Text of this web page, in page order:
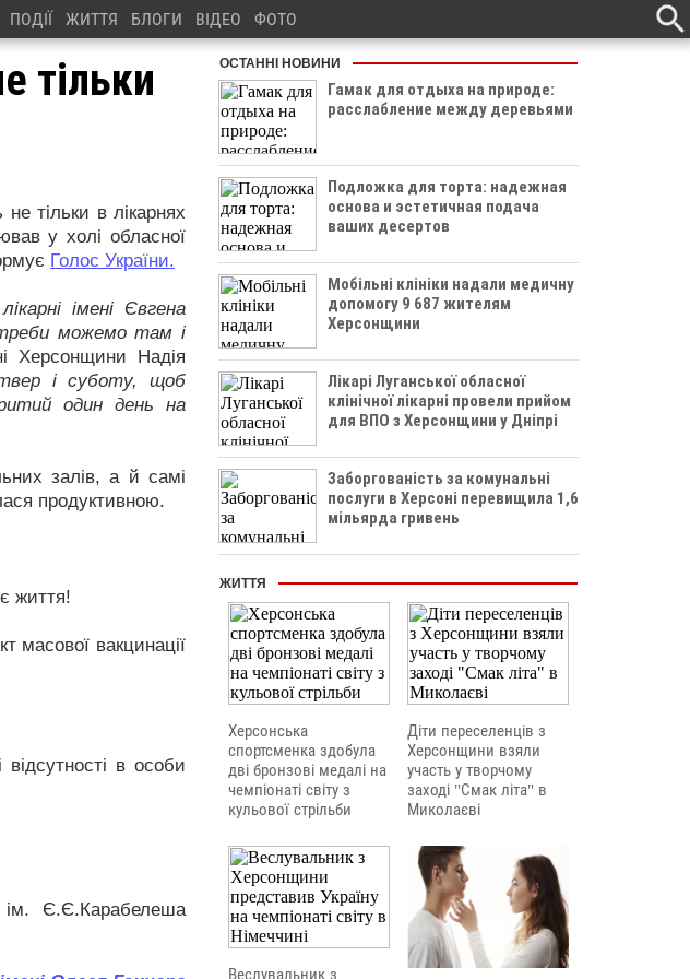
ПОДІЇ ЖИТТЯ БЛОГИ ВІДЕО ФОТО
тільки
тільки в лікарнях
у холі обласної
Голос України.
імені Євгена
можемо там і
Херсонщини Надія
і суботу, щоб
один день на
залів, а й самі
продуктивною.
життя!
масової вакцинації
в особи
ім. Є.Є.Карабелеша
ОСТАННІ НОВИНИ
Гамак для отдыха на природе:
расслабление между деревьями
Подложка для торта: надежная
основа и эстетичная подача
ваших десертов
Мобільні клініки надали медичну
допомогу 9 687 жителям
Херсонщини
Лікарі Луганської обласної
клінічної лікарні провели прийом
для ВПО з Херсонщини у Дніпрі
Заборгованість за комунальні
послуги в Херсоні перевищила 1,6
мільярда гривень
ЖИТТЯ
Херсонська
спортсменка здобула
дві бронзові медалі на
чемпіонаті світу з
кульової стрільби
Діти переселенців з
Херсонщини взяли
участь у творчому
заході "Смак літа" в
Миколаєві
Веслувальник з